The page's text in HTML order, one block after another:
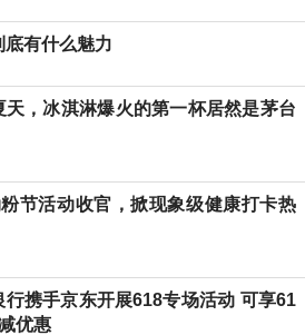
有什么魅力
天，冰淇淋爆火的第一杯居然是茅台
节活动收官，掀现象级健康打卡热
行携手京东开展618专场活动 可享61
优惠